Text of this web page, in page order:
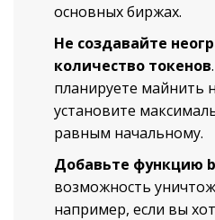
основных биржах.
Не создавайте
количество токенов
планируете майнить
установите
равным начальному.
Добавьте функцию
возможность
например, если вы